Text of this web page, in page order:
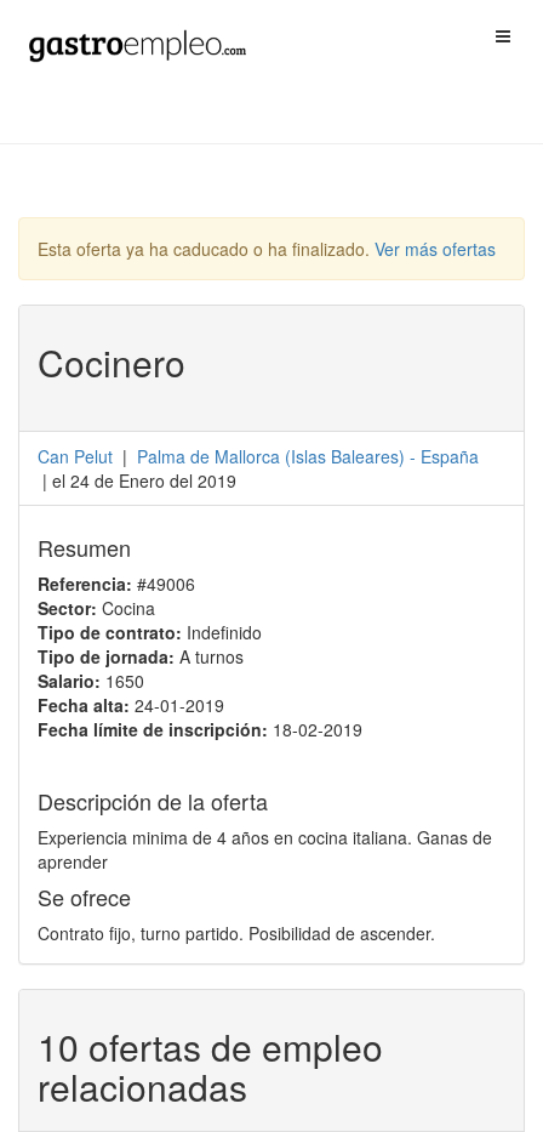
Esta oferta ya ha caducado o ha finalizado. Ver más ofertas
Cocinero
Can Pelut | Palma de Mallorca (Islas Baleares) - España
| el 24 de Enero del 2019
Resumen
Referencia: #49006
Sector: Cocina
Tipo de contrato: Indefinido
Tipo de jornada: A turnos
Salario: 1650
Fecha alta: 24-01-2019
Fecha límite de inscripción: 18-02-2019
Descripción de la oferta
Experiencia minima de 4 años en cocina italiana. Ganas de
aprender
Se ofrece
Contrato fijo, turno partido. Posibilidad de ascender.
10 ofertas de empleo
relacionadas